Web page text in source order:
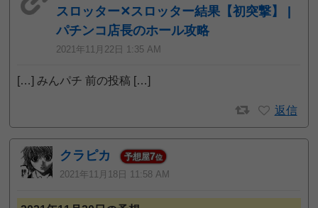
スロッター✕スロッター結果【初突撃】 |
パチンコ店長のホール攻略
2021年11月22日 1:35 AM
[…] みんパチ 前の投稿 […]
返信
クラピカ 予想屋7位
2021年11月18日 11:58 AM